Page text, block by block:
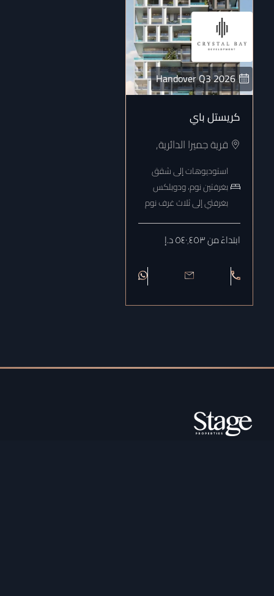
HandoverQ32026
كريستل باي
قرية جميرا الدائرية,
استوديوهات إلى شقق
بغرفتين نوم، ودوبلكس
بغرفتي إلى ثلاث غرف نوم
ابتداءً من ٥٤٠٬٤٥٣ د.إ